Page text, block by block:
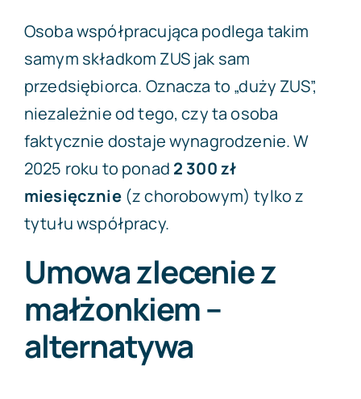
Osoba współpracująca podlega takim
samym składkom ZUS jak sam
przedsiębiorca. Oznacza to „duży ZUS”,
niezależnie od tego, czy ta osoba
faktycznie dostaje wynagrodzenie. W
2025 roku to ponad 2 300 zł
miesięcznie(z chorobowym) tylko z
tytułu współpracy.
Umowa zlecenie z
małżonkiem –
alternatywa